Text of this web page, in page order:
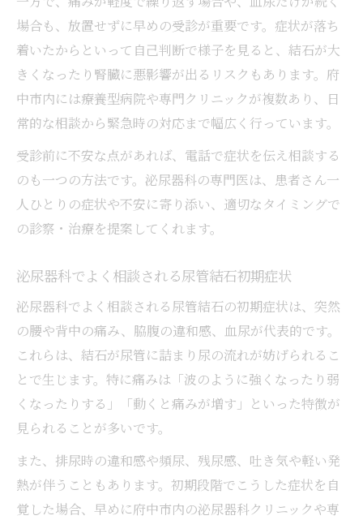
場合も、放置せずに早めの受診が重要です。症状が落ち
着いたからといって自己判断で様子を見ると、結石が大
きくなったり腎臓に悪影響が出るリスクもあります。府
中市内には療養型病院や専門クリニックが複数あり、日
常的な相談から緊急時の対応まで幅広く行っています。
受診前に不安な点があれば、電話で症状を伝え相談する
のも一つの方法です。泌尿器科の専門医は、患者さん一
人ひとりの症状や不安に寄り添い、適切なタイミングで
の診察・治療を提案してくれます。
泌尿器科でよく相談される尿管結石初期症状
泌尿器科でよく相談される尿管結石の初期症状は、突然
の腰や背中の痛み、脇腹の違和感、血尿が代表的です。
これらは、結石が尿管に詰まり尿の流れが妨げられるこ
とで生じます。特に痛みは「波のように強くなったり弱
くなったりする」「動くと痛みが増す」といった特徴が
見られることが多いです。
また、排尿時の違和感や頻尿、残尿感、吐き気や軽い発
熱が伴うこともあります。初期段階でこうした症状を自
覚した場合、早めに府中市内の泌尿器科クリニックや専